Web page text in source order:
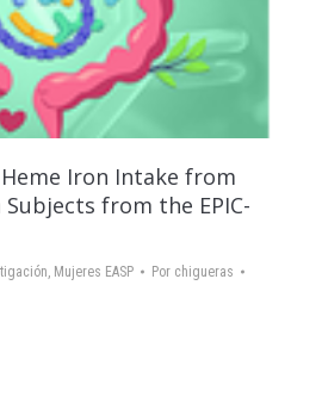
Iron Intake from
from the EPIC-
, Mujeres EASP Por chigueras